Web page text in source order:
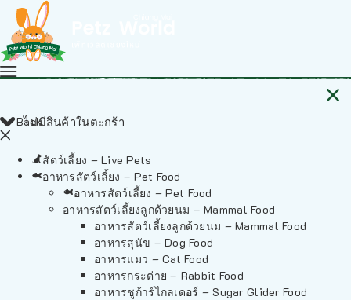
ไม่มีสินค้าในตะกร้า
Back
สัตว์เลี้ยง – Live Pets
อาหารสัตว์เลี้ยง – Pet Food
อาหารสัตว์เลี้ยง – Pet Food
อาหารสัตว์เลี้ยงลูกด้วยนม – Mammal Food
อาหารสัตว์เลี้ยงลูกด้วยนม – Mammal Food
อาหารสุนัข – Dog Food
อาหารแมว – Cat Food
อาหารกระต่าย – Rabbit Food
อาหารชูก้าร์ไกลเดอร์ – Sugar Glider Food